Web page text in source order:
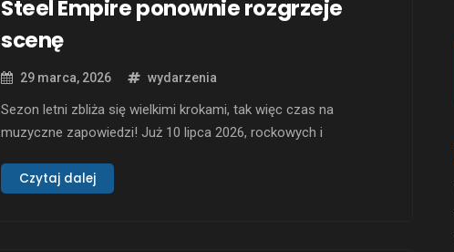
Steel Empire ponownie rozgrzeje
scenę
29 marca, 2026 wydarzenia
Sezon letni zbliża się wielkimi krokami, tak więc czas na
muzyczne zapowiedzi! Już 10 lipca 2026, rockowych i
Zespół po raz drugi stanie na deskach kombinatu kultury w
Czytaj dalej